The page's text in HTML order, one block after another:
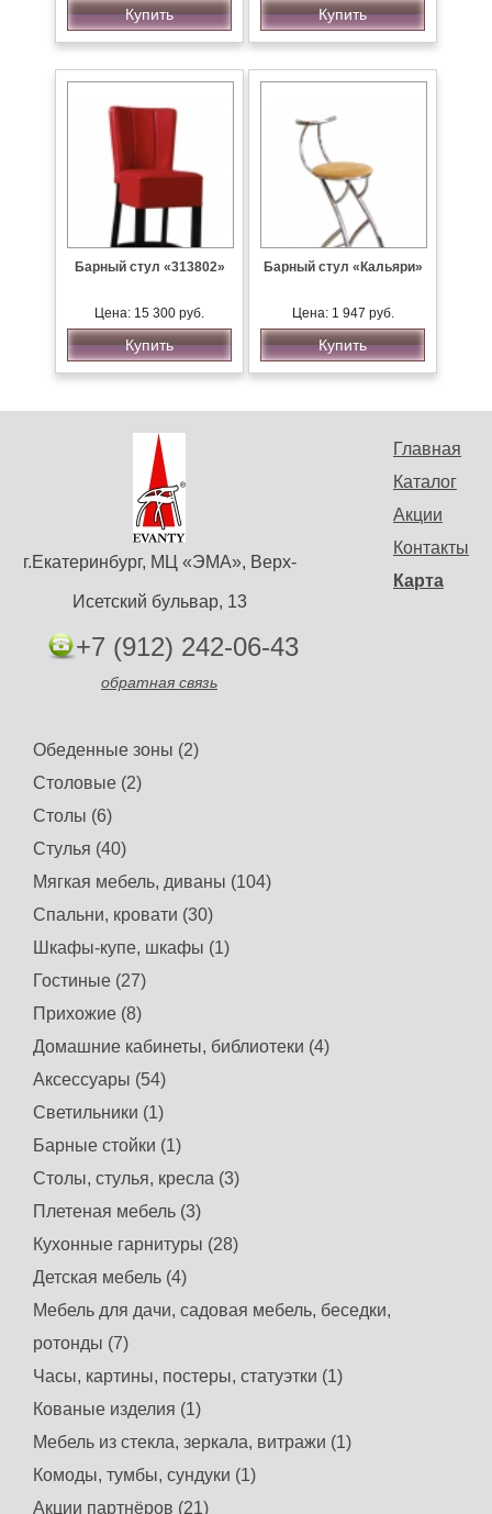
Купить Купить
Барный стул «313802»
Цена: 15 300 руб.
Купить
Барный стул «Кальяри»
Цена: 1 947 руб.
Купить
Главная
Каталог
Акции
Контакты
Карта
г.Екатеринбург, МЦ «ЭМА», Верх-
Исетский бульвар, 13
+7 (912) 242-06-43
обратная связь
Обеденные зоны (2)
Столовые (2)
Столы (6)
Стулья (40)
Мягкая мебель, диваны (104)
Спальни, кровати (30)
Шкафы-купе, шкафы (1)
Гостиные (27)
Прихожие (8)
Домашние кабинеты, библиотеки (4)
Аксессуары (54)
Светильники (1)
Барные стойки (1)
Столы, стулья, кресла (3)
Плетеная мебель (3)
Кухонные гарнитуры (28)
Детская мебель (4)
Мебель для дачи, садовая мебель, беседки,
ротонды (7)
Часы, картины, постеры, статуэтки (1)
Кованые изделия (1)
Мебель из стекла, зеркала, витражи (1)
Комоды, тумбы, сундуки (1)
Акции партнёров (21)